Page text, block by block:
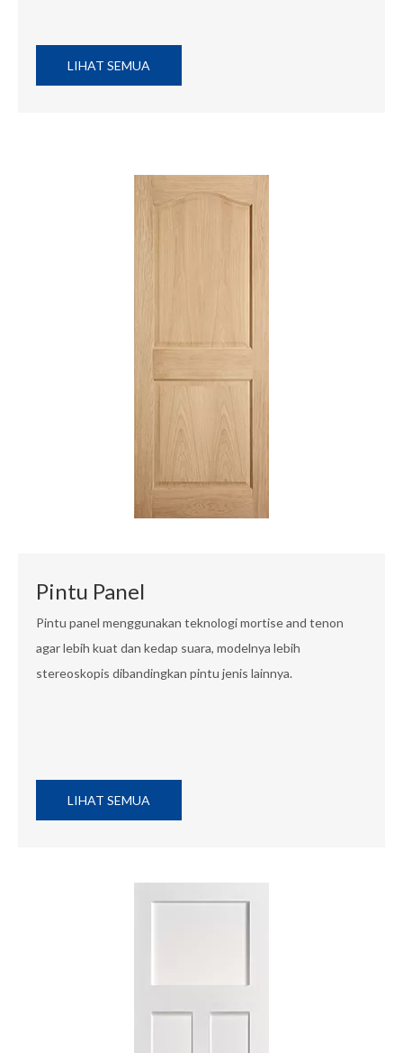
LIHAT SEMUA
Pintu Panel
Pintu panel menggunakan teknologi mortise and tenon
agar lebih kuat dan kedap suara, modelnya lebih
stereoskopis dibandingkan pintu jenis lainnya.
LIHAT SEMUA